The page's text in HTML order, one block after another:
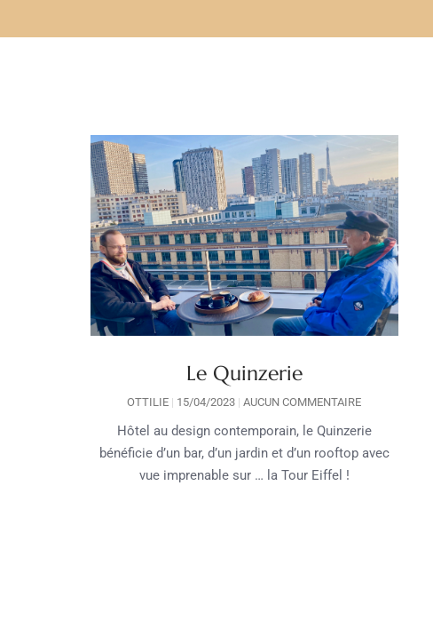
Le Quinzerie
OTTILIE 15/04/2023 AUCUN COMMENTAIRE
Hôtel au design contemporain, le Quinzerie
bénéficie d’un bar, d’un jardin et d’un rooftop avec
vue imprenable sur … la Tour Eiffel !